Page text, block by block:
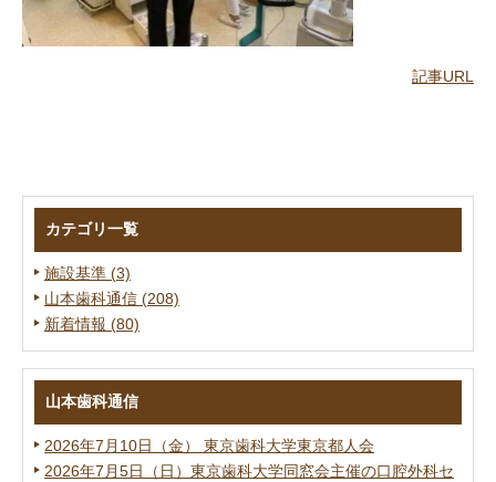
記事URL
カテゴリ一覧
施設基準 (3)
山本歯科通信 (208)
新着情報 (80)
山本歯科通信
2026年7月10日（金） 東京歯科大学東京都人会
2026年7月5日（日）東京歯科大学同窓会主催の口腔外科セ